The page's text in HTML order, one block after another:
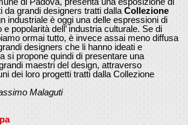
da grandi designers tratti dalla Collezione
industriale è oggi una delle espressioni di
popolarità dell’ industria culturale. Se di
ormai tutto, è invece assai meno diffusa
designers che li hanno ideati e
si propone quindi di presentare una
maestri del design, attraverso
dei loro progetti tratti dalla Collezione
Malaguti